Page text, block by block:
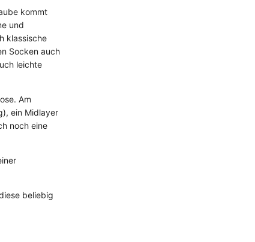
kommt
und
klassische
Socken auch
leichte
Am
ein Midlayer
noch eine
beliebig